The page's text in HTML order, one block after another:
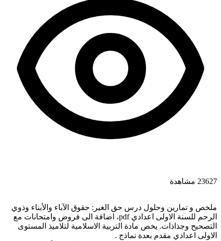
23627 مشاهدة
ملخص و تمارين وحلول درس حق الغير: حقوق الآباء والأبناء وذوي
الرحم للسنة الاولى اعدادي pdf، اضافة الى فروض وامتحانات مع
التصحيح وجذاذات. يخص مادة التربية الاسلامية لتلاميذ المستوى
الاولى اعدادي مقدم بعدة نماذج .